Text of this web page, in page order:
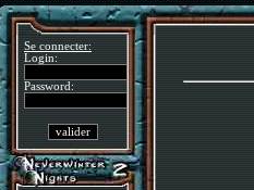
Se connecter:
Login:
Password: